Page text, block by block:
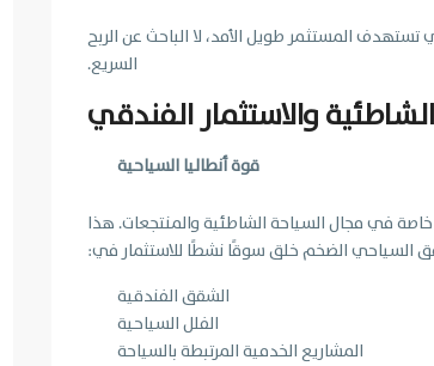
المستثمر طويل الأمد، لا الباحث عن الربح
السريع.
والاستثمار الفندقي
قوة أنطاليا السياحية
خاصة في مجال السياحة الشاطئية والمنتجعات. هذا
السياحي الضخم خلق سوقًا نشطًا للاستثمار في:
الشقق الفندقية
الفلل السياحية
المشاريع الخدمية المرتبطة بالسياحة